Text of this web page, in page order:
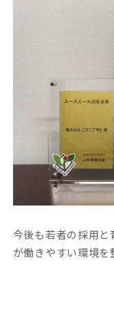
今後も若者の採用と
が働きやすい環境を